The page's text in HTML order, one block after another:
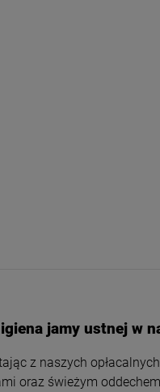
jamy ustnej w
z naszych
oraz świeżym